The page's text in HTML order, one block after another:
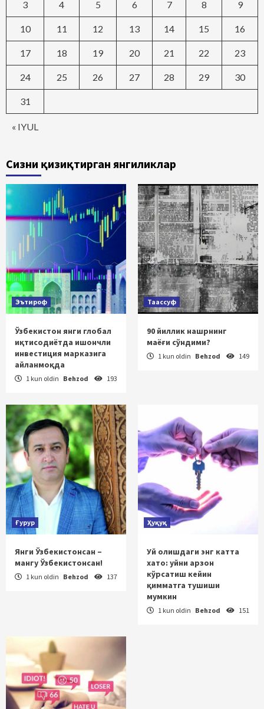
« IYUL
3 4 5 6 7 8 9
10 11 12 13 14 15 16
17 18 19 20 21 22 23
24 25 26 27 28 29 30
31
Сизни қизиқтирган янгиликлар
Эътироф
Ўзбекистон янги глобал
иқтисодиётда ишончли
инвестиция марказига
айланмоқда
1 kun oldin Behzod 193
Таассуф
90 йиллик нашрнинг
маёғи сўндими?
1 kun oldin Behzod 149
Ғурур
Янги Ўзбекистонсан –
мангу Ўзбекистонсан!
1 kun oldin Behzod 137
Ҳуқуқ
Уй олишдаги энг катта
хато: уйни арзон
кўрсатиш кейин
қимматга тушиши
мумкин
1 kun oldin Behzod 151